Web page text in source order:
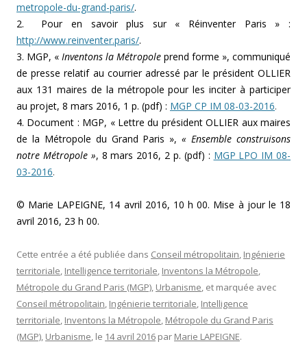
metropole-du-grand-paris/.
2. Pour en savoir plus sur « Réinventer Paris » :
http://www.reinventer.paris/.
3. MGP, « Inventons la Métropole prend forme », communiqué
de presse relatif au courrier adressé par le président OLLIER
aux 131 maires de la métropole pour les inciter à participer
au projet, 8 mars 2016, 1 p. (pdf) : MGP CP IM 08-03-2016.
4. Document : MGP, « Lettre du président OLLIER aux maires
de la Métropole du Grand Paris »,« Ensemble construisons
notre Métropole », 8 mars 2016, 2 p. (pdf) : MGP LPO IM 08-
03-2016.
© Marie LAPEIGNE, 14 avril 2016, 10 h 00. Mise à jour le 18
avril 2016, 23 h 00.
Cette entrée a été publiée dans Conseil métropolitain, Ingénierie
territoriale, Intelligence territoriale, Inventons la Métropole,
Métropole du Grand Paris (MGP), Urbanisme, et marquée avec
Conseil métropolitain, Ingénierie territoriale, Intelligence
territoriale, Inventons la Métropole, Métropole du Grand Paris
(MGP), Urbanisme, le 14 avril 2016 par Marie LAPEIGNE.